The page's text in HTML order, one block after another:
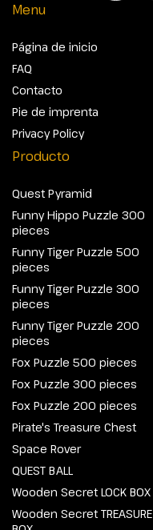
Menu
Página de inicio
FAQ
Contacto
Pie de imprenta
Privacy Policy
Producto
Quest Pyramid
Funny Hippo Puzzle 300
pieces
Funny Tiger Puzzle 500
pieces
Funny Tiger Puzzle 300
pieces
Funny Tiger Puzzle 200
pieces
Fox Puzzle 500 pieces
Fox Puzzle 300 pieces
Fox Puzzle 200 pieces
Pirate's Treasure Chest
Space Rover
QUEST BALL
Wooden Secret LOCK BOX
Wooden Secret TREASURE